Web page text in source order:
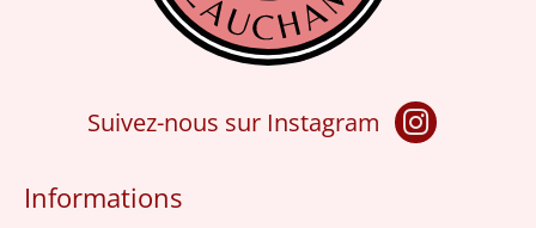
Suivez-nous sur Instagram
Informations